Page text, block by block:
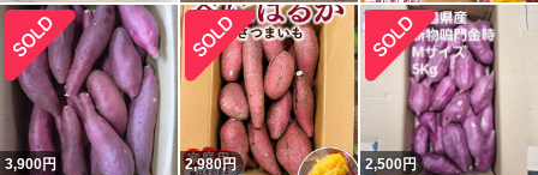
3,900円 2,980円 2,500円